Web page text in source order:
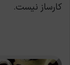
کارساز نیست.